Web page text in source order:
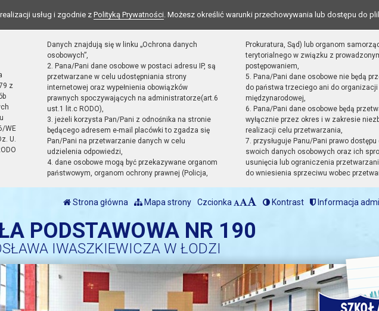
usług i zgodnie z Polityką Prywatności. Możesz określić warunki przechowywania lub dostępu do
z
WE
U.
Danych znajdują się w linku „Ochrona danych
osobowych”,
2. Pana/Pani dane osobowe w postaci adresu IP, są
przetwarzane w celu udostępniania strony
internetowej oraz wypełnienia obowiązków
prawnych spoczywających na administratorze(art.6
ust.1 lit.c RODO),
3. jeżeli korzysta Pan/Pani z odnośnika na stronie
będącego adresem e-mail placówki to zgadza się
Pan/Pani na przetwarzanie danych w celu
udzielenia odpowiedzi,
4. dane osobowe mogą być przekazywane organom
państwowym, organom ochrony prawnej (Policja,
Prokuratura, Sąd) lub organom
terytorialnego w związku z
postępowaniem,
5. Pana/Pani dane osobowe nie będą
do państwa trzeciego ani do organizacji
międzynarodowej,
6. Pana/Pani dane osobowe będą
wyłącznie przez okres i w zakresie
realizacji celu przetwarzania,
7. przysługuje Panu/Pani prawo dostępu
swoich danych osobowych oraz ich
usunięcia lub ograniczenia
do wniesienia sprzeciwu wobec
Strona główna Mapa strony Czcionka Kontrast Informacja
PODSTAWOWA NR 190
IWASZKIEWICZA W ŁODZI